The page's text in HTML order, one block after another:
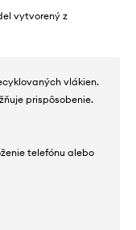
vytvorený z
vlákien.
prispôsobenie.
telefónu alebo